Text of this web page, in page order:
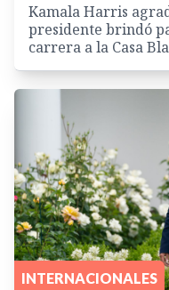
Kamala Harris
presidente brindó
carrera a la Casa
INTERNACIONALES